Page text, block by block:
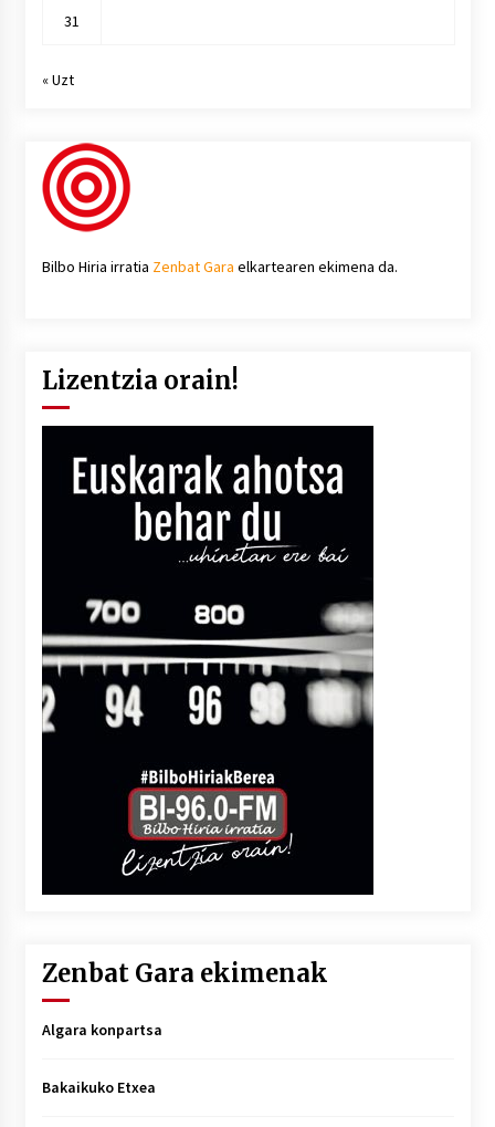
31
« Uzt
Bilbo Hiria irratia Zenbat Gara elkartearen ekimena da.
Lizentzia orain!
Zenbat Gara ekimenak
Algara konpartsa
Bakaikuko Etxea